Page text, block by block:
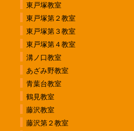
東戸塚教室
東戸塚第２教室
東戸塚第３教室
東戸塚第４教室
溝ノ口教室
あざみ野教室
青葉台教室
鶴見教室
藤沢教室
藤沢第２教室